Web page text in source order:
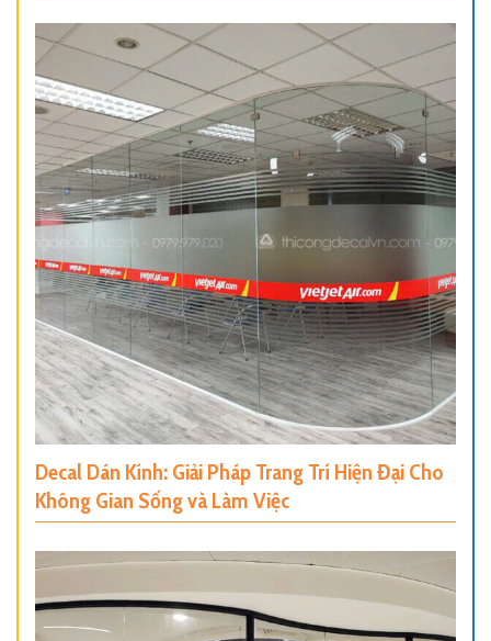
Decal Dán Kính: Giải Pháp Trang Trí Hiện Đại Cho
Không Gian Sống và Làm Việc